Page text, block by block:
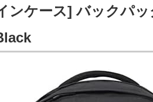
ンケース] バックパ